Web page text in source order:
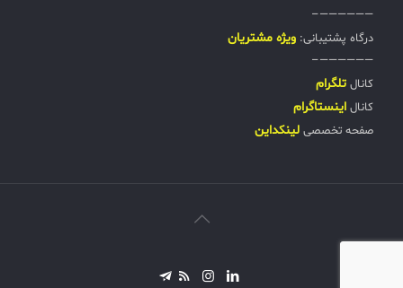
——————–
درگاه پشتیبانی: ويژه مشتریان
——————–
کانال تلگرام
کانال اینستاگرام
صفحه تخصصی لینکداین